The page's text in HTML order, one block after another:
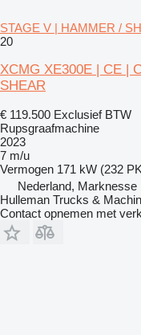
STAGE V | HAMMER /
20
XCMG XE300E | CE |
SHEAR
€ 119.500 Exclusief BTW
Rupsgraafmachine
2023
7 m/u
Vermogen 171 kW (232
Nederland, Marknesse
Hulleman Trucks &
Contact opnemen met